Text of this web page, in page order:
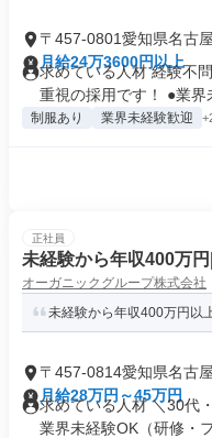
〒457-0801愛知県名古
月給24万3600円以上
求めている人材 経験不
重視の採用です！ ●業界
制服あり 業界未経験歓迎
正社員
未経験から年収400万
オーガニックグループ株式会社
未経験から年収400万円以
〒457-0814愛知県名古
月給28万円～45万円
求めている人材 ＼30代
業界未経験OK（研修・フ